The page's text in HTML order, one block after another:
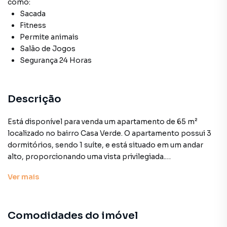
como:
Sacada
Fitness
Permite animais
Salão de Jogos
Segurança 24 Horas
Descrição
Está disponível para venda um apartamento de 65 m²
localizado no bairro Casa Verde. O apartamento possui 3
dormitórios, sendo 1 suíte, e está situado em um andar
alto, proporcionando uma vista privilegiada.
proporcionando praticidade e organização no
tarefas domésticas sejam realizadas de forma
Ver mais
Comodidades do imóvel